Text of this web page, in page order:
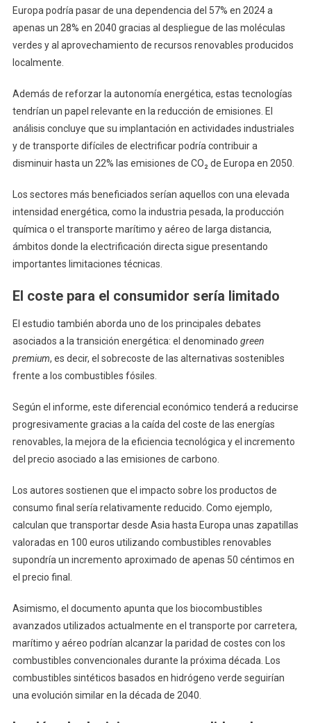
Europa podría pasar de una dependencia del 57% en 2024 a
apenas un 28% en 2040 gracias al despliegue de las moléculas
verdes y al aprovechamiento de recursos renovables producidos
localmente.
Además de reforzar la autonomía energética, estas tecnologías
tendrían un papel relevante en la reducción de emisiones. El
análisis concluye que su implantación en actividades industriales
y de transporte difíciles de electrificar podría contribuir a
disminuir hasta un 22% las emisiones de CO₂ de Europa en 2050.
Los sectores más beneficiados serían aquellos con una elevada
intensidad energética, como la industria pesada, la producción
química o el transporte marítimo y aéreo de larga distancia,
ámbitos donde la electrificación directa sigue presentando
importantes limitaciones técnicas.
El coste para el consumidor sería limitado
El estudio también aborda uno de los principales debates
asociados a la transición energética: el denominado green
premium, es decir, el sobrecoste de las alternativas sostenibles
frente a los combustibles fósiles.
Según el informe, este diferencial económico tenderá a reducirse
progresivamente gracias a la caída del coste de las energías
renovables, la mejora de la eficiencia tecnológica y el incremento
del precio asociado a las emisiones de carbono.
Los autores sostienen que el impacto sobre los productos de
consumo final sería relativamente reducido. Como ejemplo,
calculan que transportar desde Asia hasta Europa unas zapatillas
valoradas en 100 euros utilizando combustibles renovables
supondría un incremento aproximado de apenas 50 céntimos en
el precio final.
Asimismo, el documento apunta que los biocombustibles
avanzados utilizados actualmente en el transporte por carretera,
marítimo y aéreo podrían alcanzar la paridad de costes con los
combustibles convencionales durante la próxima década. Los
combustibles sintéticos basados en hidrógeno verde seguirían
una evolución similar en la década de 2040.